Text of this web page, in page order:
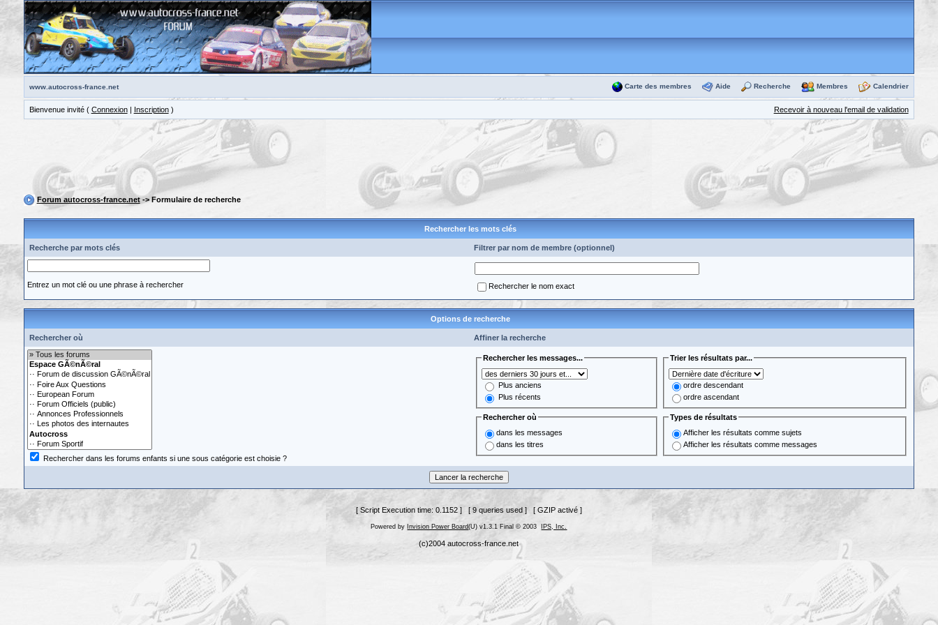
www.autocross-france.net Carte des membres Aide Recherche Membres Calendrier
Bienvenue invité ( Connexion| Inscription) Recevoir à nouveau l'email de validation
Forum autocross-france.net-> Formulaire de recherche
Rechercher les mots clés
Recherche par mots clés Filtrer par nom de membre (optionnel)
Entrez un mot clé ou une phrase à rechercher Rechercher le nom exact
Options de recherche
Rechercher où Affiner la recherche
Rechercher dans les forums enfants si une sous catégorie est choisie ?
Rechercher les messages...
Plus anciens
Plus récents
Trier les résultats par...
ordre descendant
ordre ascendant
Rechercher où
dans les messages
dans les titres
Types de résultats
Afficher les résultats comme sujets
Afficher les résultats comme messages
[ Script Execution time: 0.1152 ] [ 9 queries used ] [ GZIP activé ]
Powered by Invision Power Board(U) v1.3.1 Final © 2003 IPS, Inc.
(c)2004 autocross-france.net